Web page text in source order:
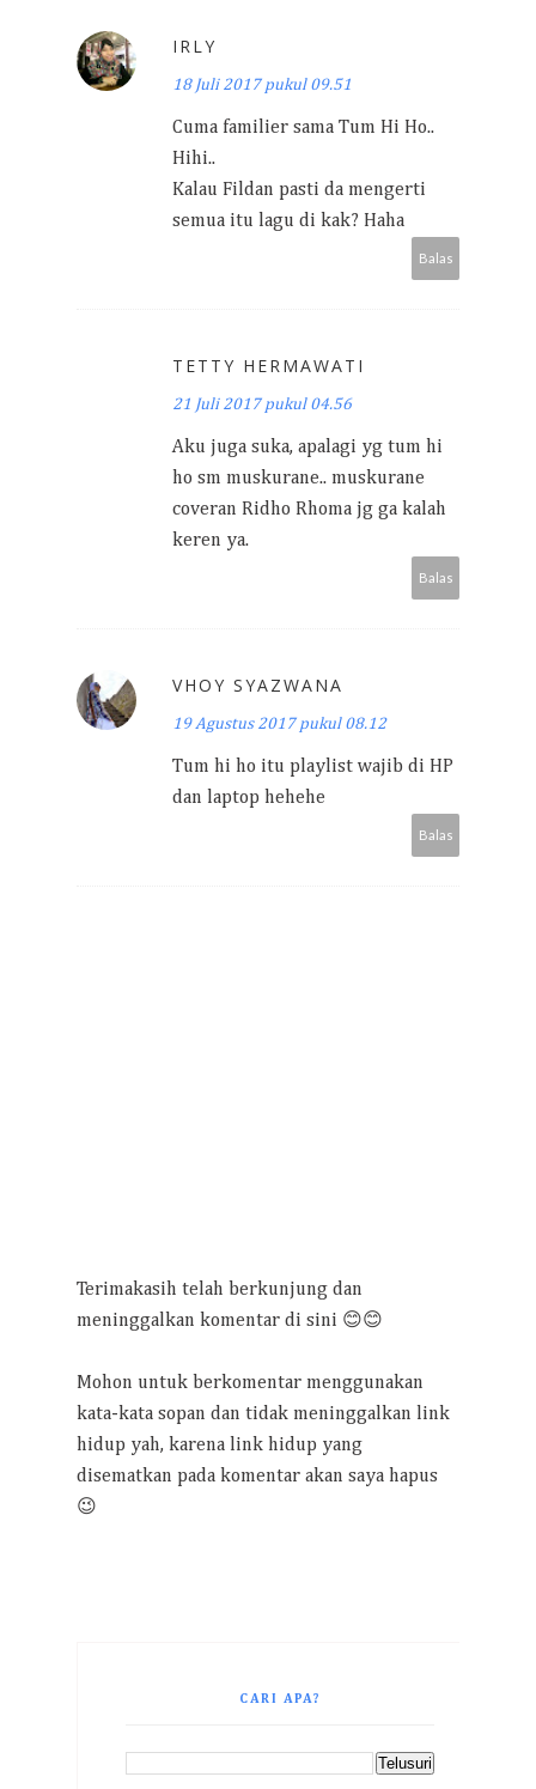
IRLY
18 Juli 2017 pukul 09.51
Cuma familier sama Tum Hi Ho..
Hihi..
Kalau Fildan pasti da mengerti
semua itu lagu di kak? Haha
Balas
TETTY HERMAWATI
21 Juli 2017 pukul 04.56
Aku juga suka, apalagi yg tum hi
ho sm muskurane.. muskurane
coveran Ridho Rhoma jg ga kalah
keren ya.
Balas
VHOY SYAZWANA
19 Agustus 2017 pukul 08.12
Tum hi ho itu playlist wajib di HP
dan laptop hehehe
Balas
Terimakasih telah berkunjung dan
meninggalkan komentar di sini 😊😊
Mohon untuk berkomentar menggunakan
kata-kata sopan dan tidak meninggalkan link
hidup yah, karena link hidup yang
disematkan pada komentar akan saya hapus
😉
CARI APA?